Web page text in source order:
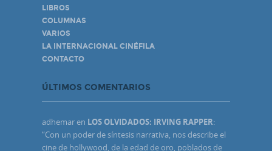
LIBROS
COLUMNAS
VARIOS
LA INTERNACIONAL CINÉFILA
CONTACTO
ÚLTIMOS COMENTARIOS
adhemar en LOS OLVIDADOS: IRVING RAPPER:
“Con un poder de síntesis narrativa, nos describe el
cine de hollywood, de la edad de oro, poblados de